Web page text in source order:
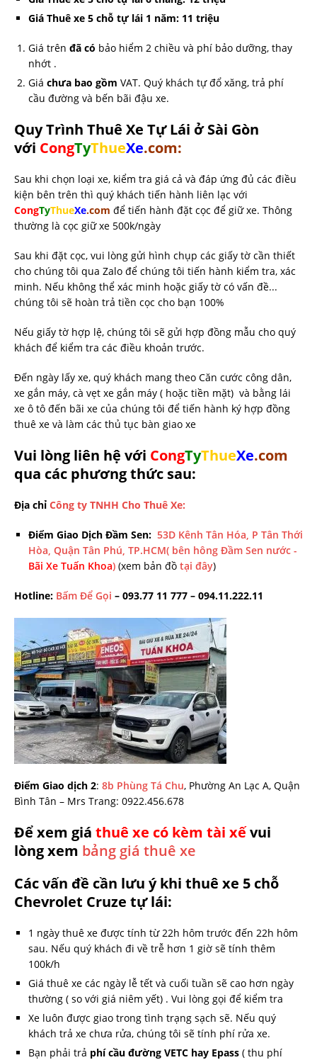
Giá Thuê xe 5 chỗ tự lái 1 năm: 11 triệu
Giá trên đã có bảo hiểm 2 chiều và phí bảo dưỡng, thay
nhớt .
Giá chưa bao gồm VAT. Quý khách tự đổ xăng, trả phí
cầu đường và bến bãi đậu xe.
Quy Trình Thuê Xe Tự Lái ở Sài Gòn
với CongTyThueXe.com:
Sau khi chọn loại xe, kiểm tra giá cả và đáp ứng đủ các điều
kiện bên trên thì quý khách tiến hành liên lạc với
CongTyThueXe.com để tiến hành đặt cọc để giữ xe. Thông
thường là cọc giữ xe 500k/ngày
Sau khi đặt cọc, vui lòng gửi hình chụp các giấy tờ cần thiết
cho chúng tôi qua Zalo để chúng tôi tiến hành kiểm tra, xác
minh. Nếu không thể xác minh hoặc giấy tờ có vấn đề...
chúng tôi sẽ hoàn trả tiền cọc cho bạn 100%
Nếu giấy tờ hợp lệ, chúng tôi sẽ gửi hợp đồng mẫu cho quý
khách để kiểm tra các điều khoản trước.
Đến ngày lấy xe, quý khách mang theo Căn cước công dân,
xe gắn máy, cà vẹt xe gắn máy ( hoặc tiền mặt) và bằng lái
xe ô tô đến bãi xe của chúng tôi để tiến hành ký hợp đồng
thuê xe và làm các thủ tục bàn giao xe
Vui lòng liên hệ với CongTyThueXe.com
qua các phương thức sau:
Địa chỉ Công ty TNHH Cho Thuê Xe:
Điểm Giao Dịch Đầm Sen: 53D Kênh Tân Hóa, P Tân Thới
Hòa, Quận Tân Phú, TP.HCM( bên hông Đầm Sen nước -
Bãi Xe Tuấn Khoa) (xem bản đồ tại đây)
Hotline: Bấm Để Gọi – 093.77 11 777 – 094.11.222.11
Điểm Giao dịch 2: 8b Phùng Tá Chu, Phường An Lạc A, Quận
Bình Tân – Mrs Trang: 0922.456.678
Để xem giá thuê xe có kèm tài xếvui
lòng xem bảng giá thuê xe
Các vấn đề cần lưu ý khi thuê xe 5 chỗ
Chevrolet Cruze tự lái:
1 ngày thuê xe được tính từ 22h hôm trước đến 22h hôm
sau. Nếu quý khách đi về trễ hơn 1 giờ sẽ tính thêm
100k/h
Giá thuê xe các ngày lễ tết và cuối tuần sẽ cao hơn ngày
thường ( so với giá niêm yết) . Vui lòng gọi để kiểm tra
Xe luôn được giao trong tình trạng sạch sẽ. Nếu quý
khách trả xe chưa rửa, chúng tôi sẽ tính phí rửa xe.
Bạn phải trả phí cầu đường VETC hay Epass ( thu phí